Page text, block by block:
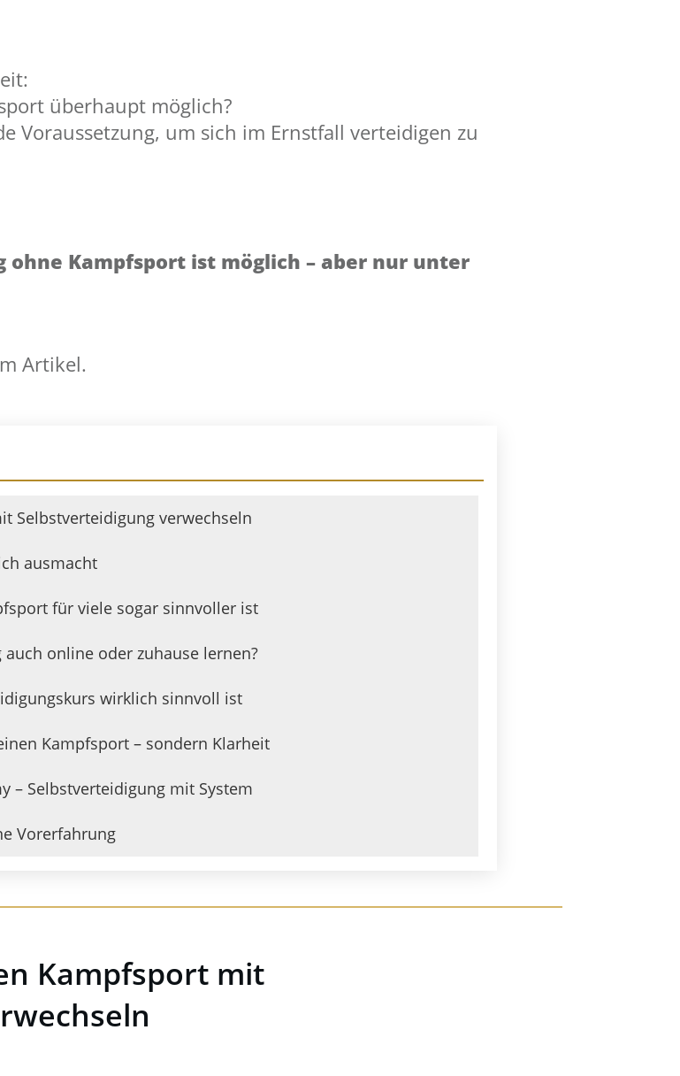
überhaupt möglich?
Voraussetzung, um sich im Ernstfall verteidigen zu
Kampfsport ist möglich – aber nur unter
Artikel.
Selbstverteidigung verwechseln
ausmacht
für viele sogar sinnvoller ist
online oder zuhause lernen?
wirklich sinnvoll ist
Kampfsport – sondern Klarheit
– Selbstverteidigung mit System
Vorerfahrung
Kampfsport mit